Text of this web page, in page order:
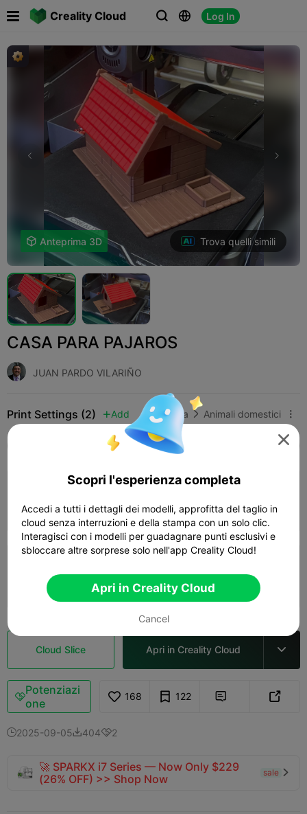
Creality Cloud   Log In
 
 Anteprima 3D Trova quelli simili
CASA PARA PAJAROS
JUAN PARDO VILARIÑO
Print Settings (2)  Add Casa  Animali domestici 
K2 Plus K2 Pro
0.2mm layer, 2 walls, 15% infill
 08h 25m  2 plates  214.99g
 07h 32m  3 plates 213.18g
Cloud Slice Apri in Creality Cloud 
Potenziazi
one
168 122  
2025-09-054042
🚀 SPARKX i7 Series — Now Only $229
(26% OFF) >> Shop Now
sale 

Scopri l'esperienza completa
Accedi a tutti i dettagli dei modelli, approfitta del taglio in
cloud senza interruzioni e della stampa con un solo clic.
Interagisci con i modelli per guadagnare punti esclusivi e
sbloccare altre sorprese solo nell'app Creality Cloud!
Apri in Creality Cloud
Cancel